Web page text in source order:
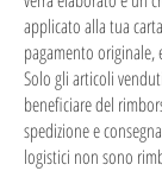
applicato alla tua
pagamento
Solo gli articoli
beneficiare del
spedizione e
logistici non sono